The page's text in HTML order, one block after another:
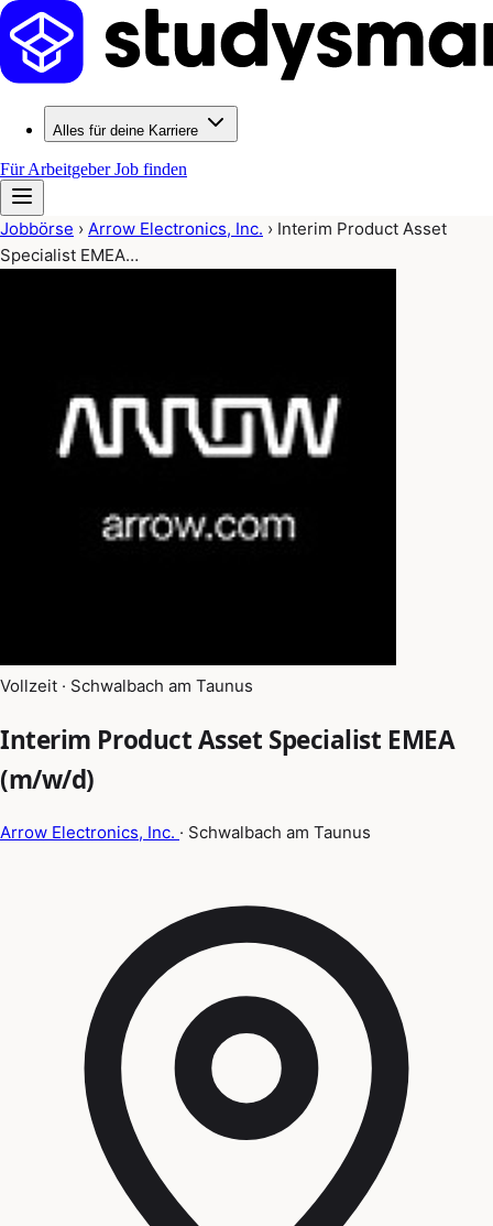
Alles für deine Karriere
Für ArbeitgeberJob finden
Jobbörse › Arrow Electronics, Inc. › Interim Product Asset
Specialist EMEA…
Vollzeit · Schwalbach am Taunus
Interim Product Asset Specialist EMEA
(m/w/d)
Arrow Electronics, Inc. · Schwalbach am Taunus